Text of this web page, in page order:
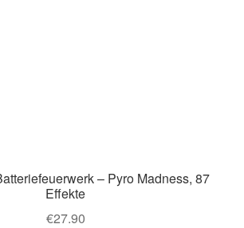
– Pyro Madness, 87
Effekte
€27.90